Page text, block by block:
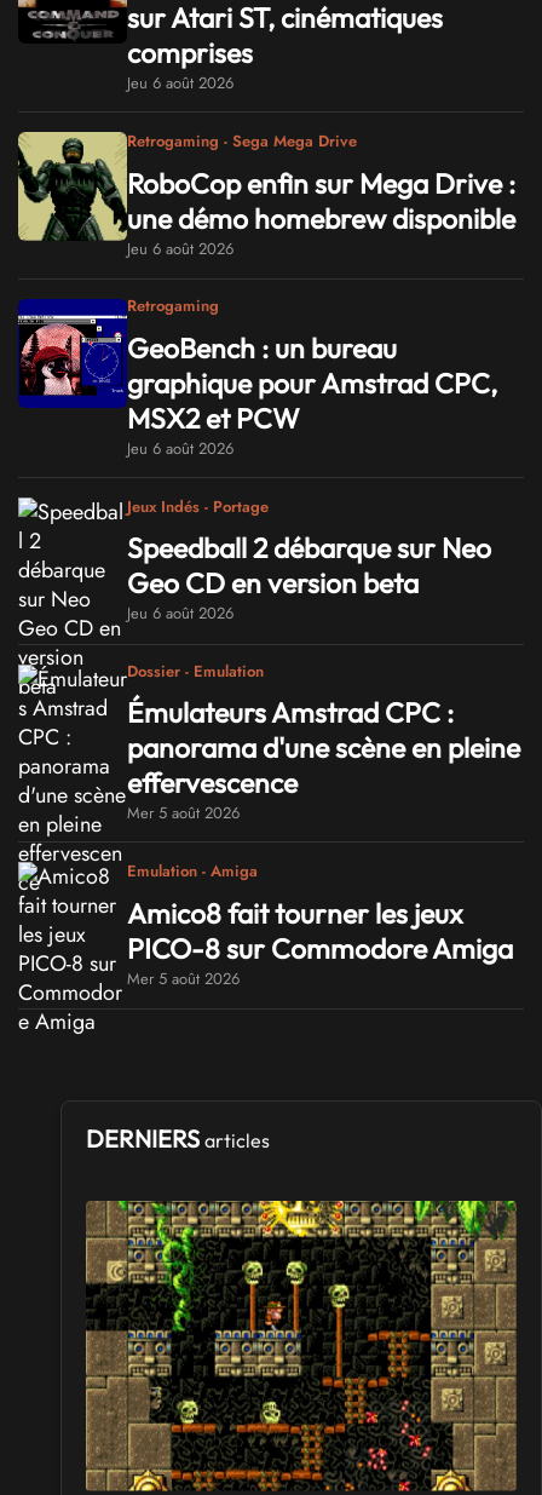
sur Atari ST, cinématiques
comprises
Jeu 6 août 2026
Retrogaming - Sega Mega Drive
RoboCop enfin sur Mega Drive :
une démo homebrew disponible
Jeu 6 août 2026
Retrogaming
GeoBench : un bureau
graphique pour Amstrad CPC,
MSX2 et PCW
Jeu 6 août 2026
Jeux Indés - Portage
Speedball 2 débarque sur Neo
Geo CD en version beta
Jeu 6 août 2026
Dossier - Emulation
Émulateurs Amstrad CPC :
panorama d'une scène en pleine
effervescence
Mer 5 août 2026
Emulation - Amiga
Amico8 fait tourner les jeux
PICO-8 sur Commodore Amiga
Mer 5 août 2026
DERNIERS articles